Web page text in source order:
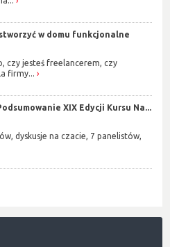
w domu funkcjonalne
czy jesteś freelancerem, czy
firmy...
XIX Edycji Kursu Na...
dyskusje na czacie, 7 panelistów,